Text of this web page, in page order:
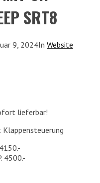
SRT8
9, 2024In Website
lieferbar!
4500.-